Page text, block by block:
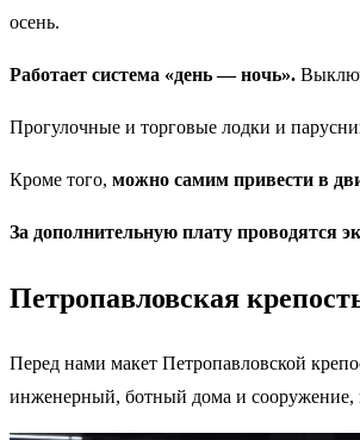
осень.
Работает система «день — ночь».
Прогулочные и торговые лодки и
Кроме того, можно самим привести в
За дополнительную плату проводятся
Петропавловская
Перед нами макет Петропавловской
инженерный, ботный дома и сооружение,